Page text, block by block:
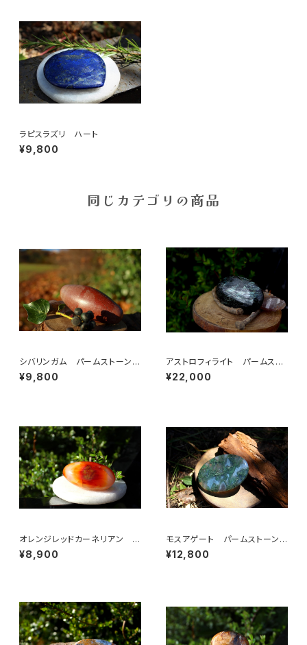
ラピスラズリ ハート
¥9,800
同じカテゴリの商品
シバリンガム パームストーン
大
¥9,800
アストロフィライト パームスト
ーン
¥22,000
オレンジレッドカーネリアン パ
ームストーン
¥8,900
モスアゲート パームストーン
大
¥12,800